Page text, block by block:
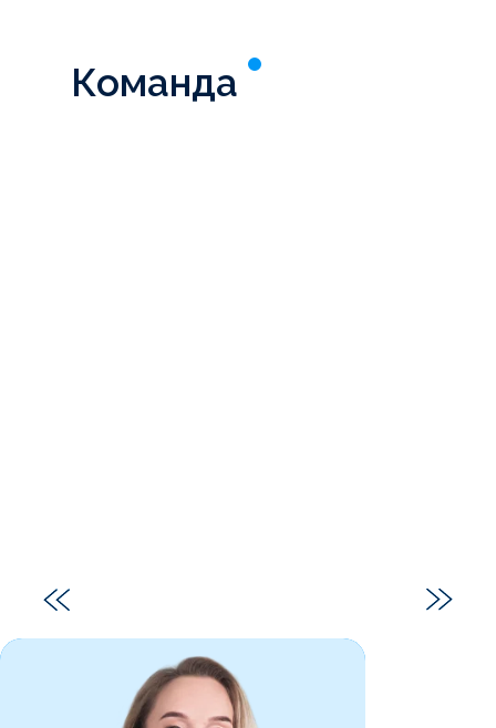
Команда
Специализируется на консультировании
бизнеса по различным вопросам
корпоративного, договорного и